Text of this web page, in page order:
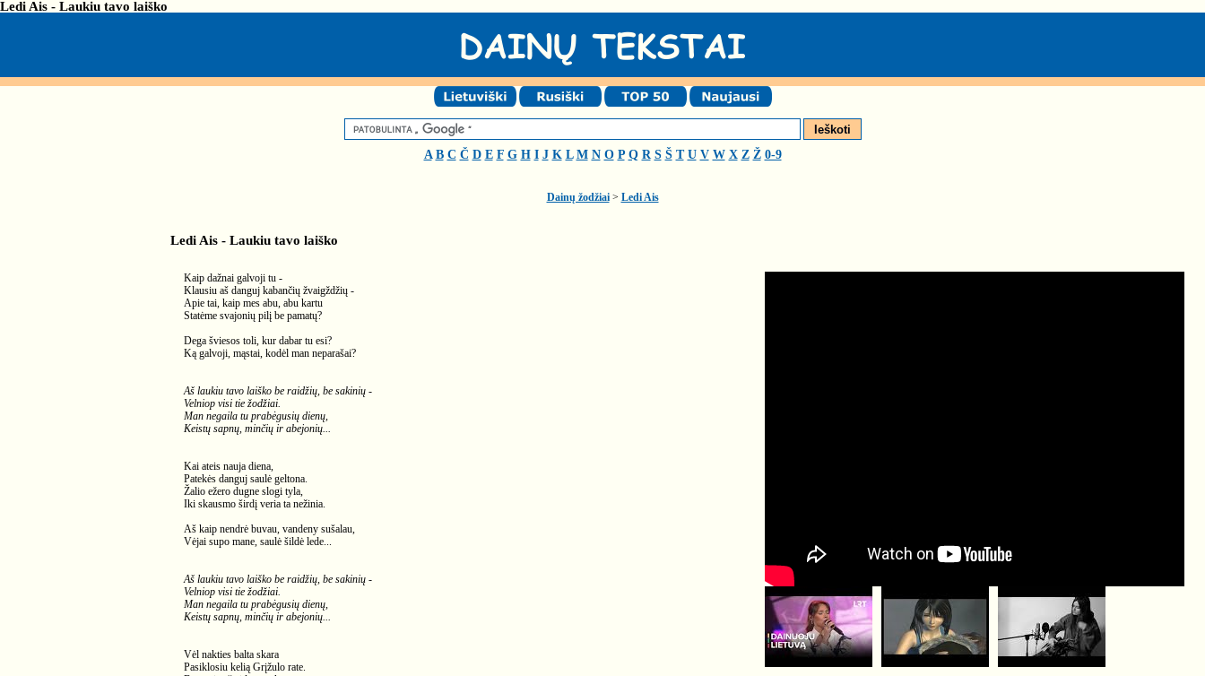
Ledi Ais - Laukiu tavo laiško
A B C Č D E F G H I J K L M N O P Q R S Š T U V W X Z Ž 0-9
Dainų žodžiai> Ledi Ais
Ledi Ais - Laukiu tavo laiško
Kaip dažnai galvoji tu -
Klausiu aš danguj kabančių žvaigždžių -
Apie tai, kaip mes abu, abu kartu
Statėme svajonių pilį be pamatų?
Dega šviesos toli, kur dabar tu esi?
Ką galvoji, mąstai, kodėl man neparašai?
Aš laukiu tavo laiško be raidžių, be sakinių -
Velniop visi tie žodžiai.
Man negaila tu prabėgusių dienų,
Keistų sapnų, minčių ir abejonių...
Kai ateis nauja diena,
Patekės danguj saulė geltona.
Žalio ežero dugne slogi tyla,
Iki skausmo širdį veria ta nežinia.
Aš kaip nendrė buvau, vandeny sušalau,
Vėjai supo mane, saulė šildė lede...
Aš laukiu tavo laiško be raidžių, be sakinių -
Velniop visi tie žodžiai.
Man negaila tu prabėgusių dienų,
Keistų sapnų, minčių ir abejonių...
Vėl nakties balta skara
Pasiklosiu kelią Grįžulo rate.